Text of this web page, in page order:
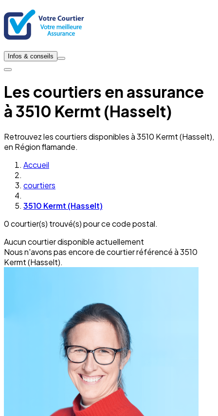
Infos & conseils
Les courtiers en assurance
à 3510 Kermt (Hasselt)
Retrouvez les courtiers disponibles à 3510 Kermt (Hasselt),
en Région flamande.
Accueil
courtiers
3510 Kermt (Hasselt)
0 courtier(s) trouvé(s) pour ce code postal.
Aucun courtier disponible actuellement
Nous n'avons pas encore de courtier référencé à 3510
Kermt (Hasselt).